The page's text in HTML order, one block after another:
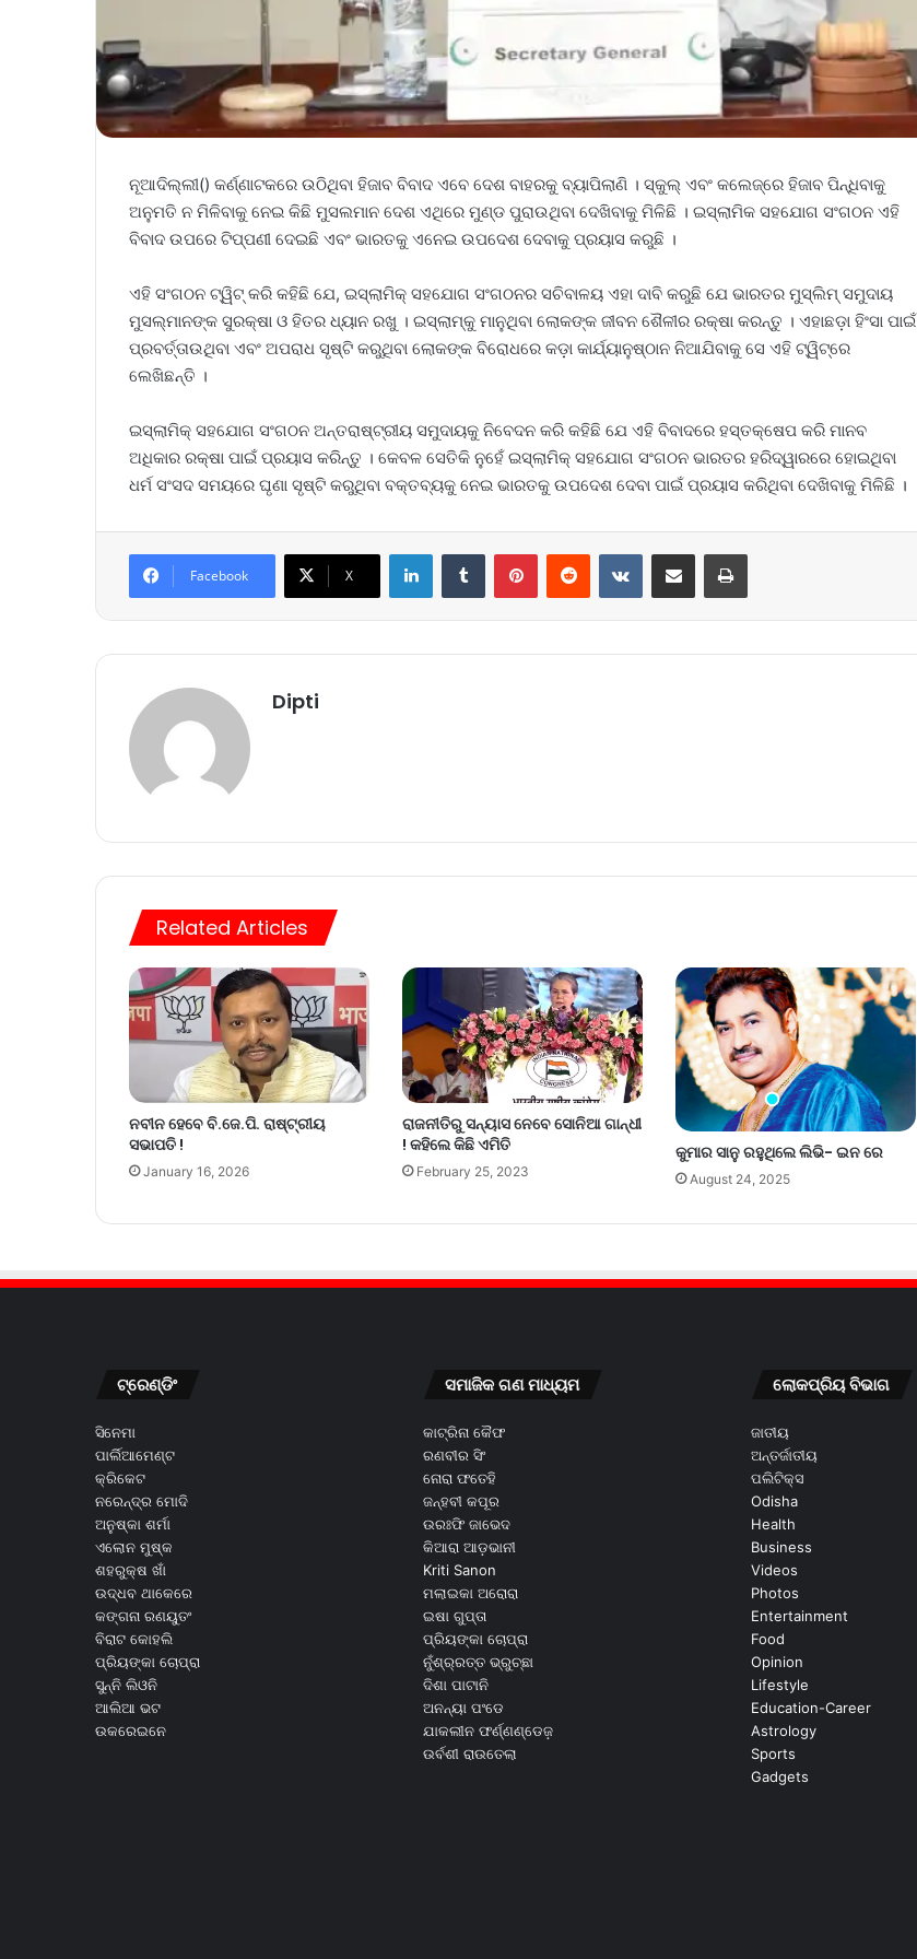
ନୂଆଦିଲ୍ଲୀ() କର୍ଣ୍ଣାଟକରେ ଉଠିଥିବା ହିଜାବ ବିବାଦ ଏବେ ଦେଶ ବାହରକୁ ବ୍ୟାପିଲାଣି । ସ୍କୁଲ୍‌ ଏବଂ କଲେଜ୍‌ରେ ହିଜାବ ପିନ୍ଧିବାକୁ
ଅନୁମତି ନ ମିଳିବାକୁ ନେଇ କିଛି ମୁସଲମାନ ଦେଶ ଏଥିରେ ମୁଣ୍ଡ ପୁରାଉଥିବା ଦେଖିବାକୁ ମିଳିଛି । ଇସ୍ଲାମିକ ସହଯୋଗ ସଂଗଠନ ଏହି
ବିବାଦ ଉପରେ ଟିପ୍ପଣୀ ଦେଇଛି ଏବଂ ଭାରତକୁ ଏନେଇ ଉପଦେଶ ଦେବାକୁ ପ୍ରୟାସ କରୁଛି ।
ଏହି ସଂଗଠନ ଟ୍ୱିଟ୍‌ କରି କହିଛି ଯେ, ଇସ୍ଲାମିକ୍‌ ସହଯୋଗ ସଂଗଠନର ସଚିବାଳୟ ଏହା ଦାବି କରୁଛି ଯେ ଭାରତର ମୁସ୍‌ଲିମ୍‌ ସମୁଦାୟ
ମୁସଲ୍‌ମାନଙ୍କ ସୁରକ୍ଷା ଓ ହିତର ଧ୍ୟାନ ରଖୁ । ଇସ୍‌ଲାମ୍‌କୁ ମାନୁଥିବା ଲୋକଙ୍କ ଜୀବନ ଶୈଳୀର ରକ୍ଷା କରନ୍ତୁ । ଏହାଛଡ଼ା ହିଂସା ପାଇଁ
ପ୍ରବର୍ତ୍ତାଉଥିବା ଏବଂ ଅପରାଧ ସୃଷ୍ଟି କରୁଥିବା ଲୋକଙ୍କ ବିରୋଧରେ କଡ଼ା କାର୍ଯ୍ୟାନୁଷ୍ଠାନ ନିଆଯିବାକୁ ସେ ଏହି ଟ୍ୱିଟ୍‌ରେ
ଲେଖିଛନ୍ତି ।
ଇସ୍‌ଲାମିକ୍‌ ସହଯୋଗ ସଂଗଠନ ଅନ୍ତରାଷ୍ଟ୍ରୀୟ ସମୁଦାୟକୁ ନିବେଦନ କରି କହିଛି ଯେ ଏହି ବିବାଦରେ ହସ୍ତକ୍ଷେପ କରି ମାନବ
ଅଧିକାର ରକ୍ଷା ପାଇଁ ପ୍ରୟାସ କରିନ୍ତୁ । କେବଳ ସେତିକି ନୁହେଁ ଇସ୍‌ଲାମିକ୍‌ ସହଯୋଗ ସଂଗଠନ ଭାରତର ହରିଦ୍ୱାରରେ ହୋଇଥିବା
ଧର୍ମ ସଂସଦ ସମୟରେ ଘୃଣା ସୃଷ୍ଟି କରୁଥିବା ବକ୍ତବ୍ୟକୁ ନେଇ ଭାରତକୁ ଉପଦେଶ ଦେବା ପାଇଁ ପ୍ରୟାସ କରିଥିବା ଦେଖିବାକୁ ମିଳିଛି ।
Facebook X
Dipti
Related Articles
ନବୀନ ହେବେ ବି.ଜେ.ପି. ରାଷ୍ଟ୍ରୀୟ
ସଭାପତି !
January 16, 2026
ରାଜନୀତିରୁ ସନ୍ୟାସ ନେବେ ସୋନିଆ ଗାନ୍ଧୀ
! କହିଲେ କିଛି ଏମିତି
February 25, 2023
କୁମାର ସାନୁ ରହୁଥିଲେ ଲିଭି- ଇନ ରେ
August 24, 2025
ଟ୍ରେଣ୍ଡିଂ
ସିନେମା
ପାର୍ଲିଆମେଣ୍ଟ
କ୍ରିକେଟ
ନରେନ୍ଦ୍ର ମୋଦି
ଅନୁଷ୍କା ଶର୍ମା
ଏଲୋନ ମୁଷ୍କ
ଶହରୁକ୍ଷ ଖାଁ
ଉଦ୍ଧବ ଥାକେରେ
କଙ୍ଗନା ରଣୟୁତଂ
ବିରାଟ କୋହଲି
ପ୍ରିୟଙ୍କା ଚୋପ୍ରା
ସୁନ୍ନି ଲିଓନି
ଆଲିଆ ଭଟ
ଉକରେଇନେ
ସମାଜିକ ଗଣ ମାଧ୍ୟମ
କାଟ୍ରିନା କୈଫ
ରଣବୀର ସିଂ
ନୋରା ଫତେହି
ଜନ୍ହବୀ କପୂର
ଉରଃଫି ଜାଭେଦ
କିଆରା ଆଡ଼ଭାନୀ
Kriti Sanon
ମଲାଇକା ଅରୋରା
ଇଷା ଗୁପ୍ତା
ପ୍ରିୟଙ୍କା ଚୋପ୍ରା
ନୁଁଶ୍ର୍ରତ୍ତ ଭ୍ରୁଚ୍ଛା
ଦିଶା ପାଟାନି
ଅନନ୍ୟା ପଂଡେ
ଯାକଲୀନ ଫର୍ଣ୍ଣଣ୍ଡେଜ଼
ଉର୍ବଶୀ ରାଉତେଲା
ଲୋକପ୍ରିୟ ବିଭାଗ
ଜାତୀୟ
ଅନ୍ତର୍ଜାତୀୟ
ପଲିଟିକ୍ସ
Odisha
Health
Business
Videos
Photos
Entertainment
Food
Opinion
Lifestyle
Education-Career
Astrology
Sports
Gadgets